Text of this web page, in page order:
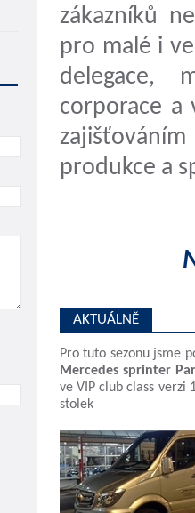
zákazníků
pro malé i
delegace,
corporace a
produkce a
AKTUÁLNĚ
Pro tuto sezonu jsme
Mercedes sprinter
ve VIP club class verzi
stolek